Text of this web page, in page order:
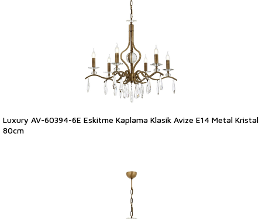
Luxury AV-60394-6E Eskitme Kaplama Klasik Avize E14 Metal Kristal
80cm